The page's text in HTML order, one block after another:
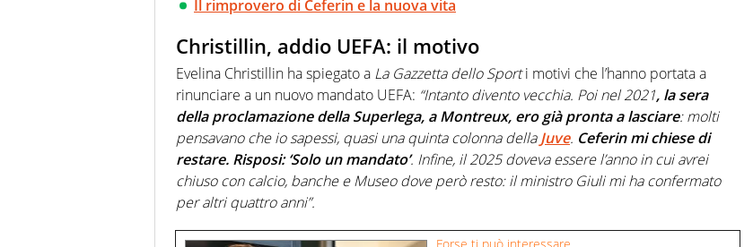
Il rimprovero di Ceferin e la nuova vita
Christillin, addio UEFA: il motivo
Evelina Christillin ha spiegato a La Gazzetta dello Sporti motivi che l’hanno portata a
rinunciare a un nuovo mandato UEFA: “Intanto divento vecchia. Poi nel 2021, la sera
della proclamazione della Superlega, a Montreux, ero già pronta a lasciare: molti
pensavano che io sapessi, quasi una quinta colonna dellaJuve. Ceferin mi chiese di
restare. Risposi: ‘Solo un mandato’. Infine, il 2025 doveva essere l’anno in cui avrei
chiuso con calcio, banche e Museo dove però resto: il ministro Giuli mi ha confermato
per altri quattro anni”.